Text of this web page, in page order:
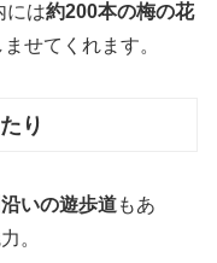
には約200本の梅の花
せてくれます。
り
いの遊歩道もあ
。